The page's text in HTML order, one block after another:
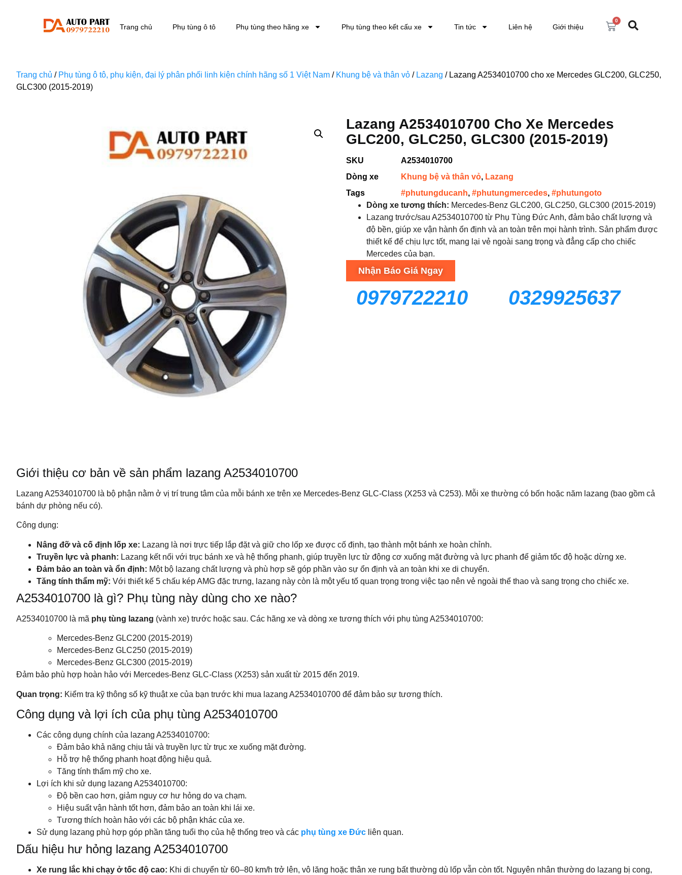
Trang chủ Phụ tùng ô tô Phụ tùng theo hãng xe Phụ tùng theo kết cấu xe Tin tức Liên hệ Giới thiệu
0
Trang chủ / Phụ tùng ô tô, phụ kiện, đại lý phân phối linh kiện chính hãng số 1 Việt Nam / Khung bệ và thân vỏ / Lazang / Lazang A2534010700 cho xe Mercedes GLC200, GLC250,
GLC300 (2015-2019)
Lazang A2534010700 Cho Xe Mercedes
GLC200, GLC250, GLC300 (2015-2019)
SKU
A2534010700
Dòng xe
Khung bệ và thân vỏ, Lazang
Tags
#phutungducanh, #phutungmercedes, #phutungoto
Dòng xe tương thích: Mercedes-Benz GLC200, GLC250, GLC300 (2015-2019)
Lazang trước/sau A2534010700 từ Phụ Tùng Đức Anh, đảm bảo chất lượng và
độ bền, giúp xe vận hành ổn định và an toàn trên mọi hành trình. Sản phẩm được
thiết kế để chịu lực tốt, mang lại vẻ ngoài sang trọng và đẳng cấp cho chiếc
Mercedes của bạn.
Nhận Báo Giá Ngay
0979722210 0329925637
Giới thiệu cơ bản về sản phẩm lazang A2534010700
Lazang A2534010700 là bộ phận nằm ở vị trí trung tâm của mỗi bánh xe trên xe Mercedes-Benz GLC-Class (X253 và C253). Mỗi xe thường có bốn hoặc năm lazang (bao gồm cả
bánh dự phòng nếu có).
Công dụng:
Nâng đỡ và cố định lốp xe: Lazang là nơi trực tiếp lắp đặt và giữ cho lốp xe được cố định, tạo thành một bánh xe hoàn chỉnh.
Truyền lực và phanh: Lazang kết nối với trục bánh xe và hệ thống phanh, giúp truyền lực từ động cơ xuống mặt đường và lực phanh để giảm tốc độ hoặc dừng xe.
Đảm bảo an toàn và ổn định: Một bộ lazang chất lượng và phù hợp sẽ góp phần vào sự ổn định và an toàn khi xe di chuyển.
Tăng tính thẩm mỹ: Với thiết kế 5 chấu kép AMG đặc trưng, lazang này còn là một yếu tố quan trọng trong việc tạo nên vẻ ngoài thể thao và sang trọng cho chiếc xe.
A2534010700 là gì? Phụ tùng này dùng cho xe nào?
A2534010700 là mã phụ tùng lazang (vành xe) trước hoặc sau. Các hãng xe và dòng xe tương thích với phụ tùng A2534010700:
Mercedes-Benz GLC200 (2015-2019)
Mercedes-Benz GLC250 (2015-2019)
Mercedes-Benz GLC300 (2015-2019)
Đảm bảo phù hợp hoàn hảo với Mercedes-Benz GLC-Class (X253) sản xuất từ 2015 đến 2019.
Quan trọng: Kiểm tra kỹ thông số kỹ thuật xe của bạn trước khi mua lazang A2534010700 để đảm bảo sự tương thích.
Công dụng và lợi ích của phụ tùng A2534010700
Các công dụng chính của lazang A2534010700:
Đảm bảo khả năng chịu tải và truyền lực từ trục xe xuống mặt đường.
Hỗ trợ hệ thống phanh hoạt động hiệu quả.
Tăng tính thẩm mỹ cho xe.
Lợi ích khi sử dụng lazang A2534010700:
Độ bền cao hơn, giảm nguy cơ hư hỏng do va chạm.
Hiệu suất vận hành tốt hơn, đảm bảo an toàn khi lái xe.
Tương thích hoàn hảo với các bộ phận khác của xe.
Sử dụng lazang phù hợp góp phần tăng tuổi thọ của hệ thống treo và các phụ tùng xe Đức liên quan.
Dấu hiệu hư hỏng lazang A2534010700
Xe rung lắc khi chạy ở tốc độ cao: Khi di chuyển từ 60–80 km/h trở lên, vô lăng hoặc thân xe rung bất thường dù lốp vẫn còn tốt. Nguyên nhân thường do lazang bị cong,